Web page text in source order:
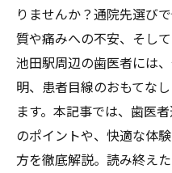
りませんか？通院先選び
質や痛みへの不安、そし
池田駅周辺の歯医者には
明、患者目線のおもてな
ます。本記事では、歯医
のポイントや、快適な体
方を徹底解説。読み終え